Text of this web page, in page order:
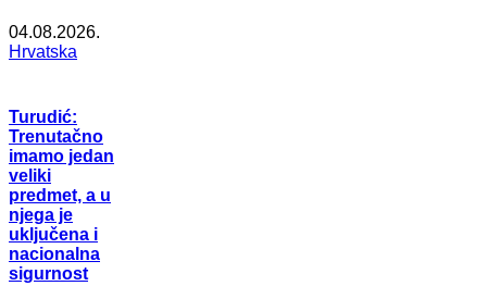
04.08.2026.
Hrvatska
Turudić:
Trenutačno
imamo jedan
veliki
predmet, a u
njega je
uključena i
nacionalna
sigurnost